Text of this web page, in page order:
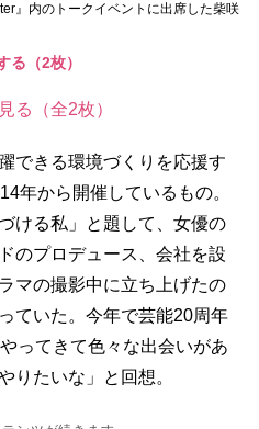
』内のトークイベントに出席した柴咲
る（2枚）
る（全2枚）
できる環境づくりを応援す
年から開催しているもの。
ける私」と題して、女優の
のプロデュース、会社を設
マの撮影中に立ち上げたの
ていた。今年で芸能20周年
ってきて色々な出会いがあ
りたいな」と回想。